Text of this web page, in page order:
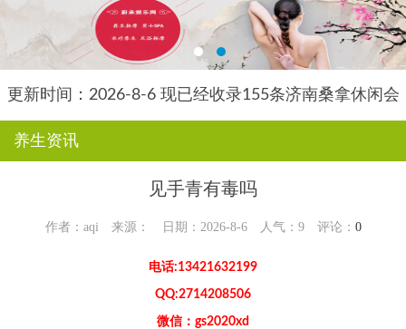
更新时间：2026-8-6 现已经收录155条济南桑拿休闲会
养生资讯
见手青有毒吗
作者：aqi 来源： 日期：2026-8-6 人气： 9评论： 0
电话:13421632199
QQ:2714208506
微信：gs2020xd